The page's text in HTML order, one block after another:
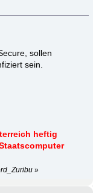
sollen
sein.
heftig
»